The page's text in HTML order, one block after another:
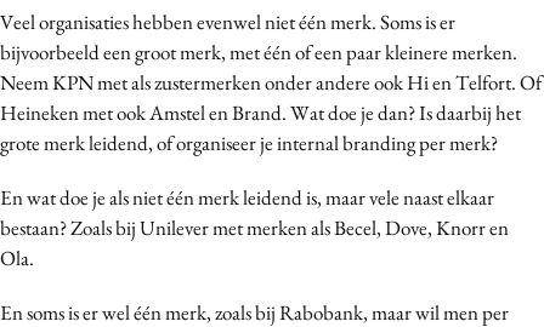
Influencer marketing
Interne communicatie
Martech
Media
Merkstrategie
PR
Programmatic
Purpose Marketing
Reputatie & crisis
Veel organisaties hebben evenwel niet één merk. Soms is er
bijvoorbeeld een groot merk, met één of een paar kleinere merken.
Neem KPN met als zustermerken onder andere ook Hi en Telfort. Of
Heineken met ook Amstel en Brand. Wat doe je dan? Is daarbij het
grote merk leidend, of organiseer je internal branding per merk?
En wat doe je als niet één merk leidend is, maar vele naast elkaar
bestaan? Zoals bij Unilever met merken als Becel, Dove, Knorr en
Ola.
En soms is er wel één merk, zoals bij Rabobank, maar wil men per